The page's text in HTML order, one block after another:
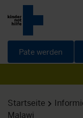
Pate werden
Startseite
Malawi